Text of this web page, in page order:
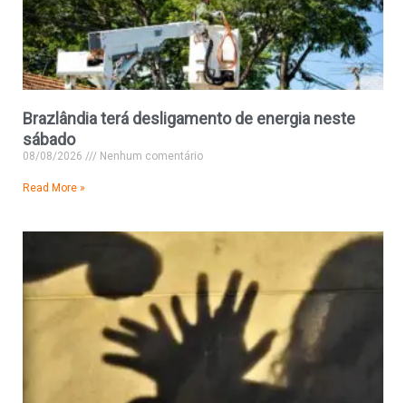
Brazlândia terá desligamento de energia neste
sábado
08/08/2026 Nenhum comentário
Read More »